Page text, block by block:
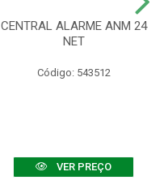
CENTRAL ALARME ANM 24
NET
Código: 543512
VER PREÇO